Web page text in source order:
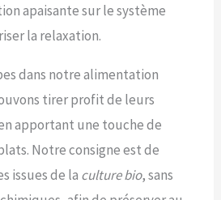
apaisante sur le système
la relaxation.
dans notre alimentation
tirer profit de leurs
apportant une touche de
Notre consigne est de
issues de la culture bio, sans